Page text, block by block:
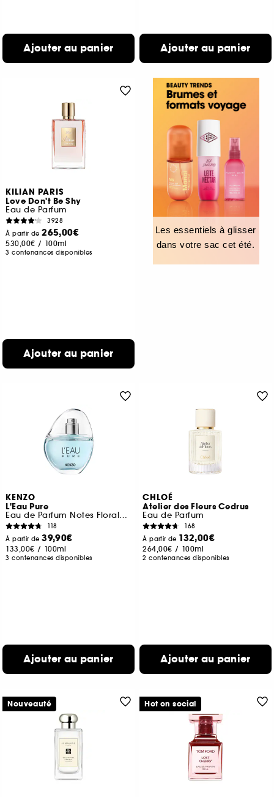
Ajouter au panier Ajouter au panier
KILIAN PARIS
Love Don't Be Shy
Eau de Parfum
3928
À partir de265,00€
530,00€ / 100ml
3 contenances disponibles
Ajouter au panier
Les essentiels à glisser
dans votre sac cet été.
KENZO
L'Eau Pure
Eau de Parfum Notes Florales Boisées Aquatiques
118
À partir de39,90€
133,00€ / 100ml
3 contenances disponibles
Ajouter au panier
CHLOÉ
Atelier des Fleurs Cedrus
Eau de Parfum
168
À partir de 132,00€
264,00€ / 100ml
2 contenances disponibles
Ajouter au panier
Nouveauté Hot on social